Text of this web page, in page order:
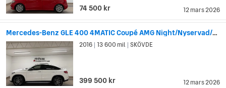
12 mars 2026
74 500 kr
Mercedes-Benz GLE 400 4MATIC Coupé AMG Night/Nyservad/Panorama/Drag/360°
12 mars 2026
2016 13 600 mil SKÖVDE
399 500 kr